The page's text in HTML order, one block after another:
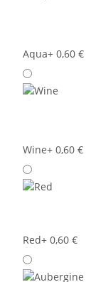
Aqua+ 0,60 €
Wine+ 0,60 €
Red+ 0,60 €